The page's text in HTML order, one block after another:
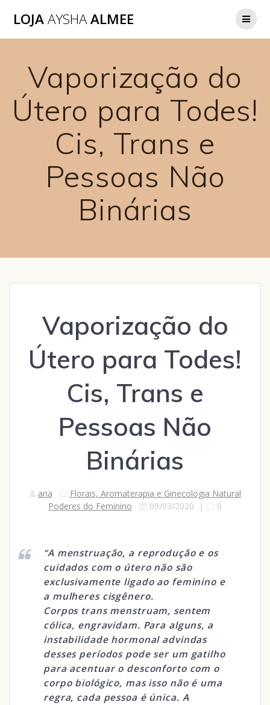
LOJAAYSHAALMEE
Vaporização do
Útero para Todes!
Cis, Trans e
Pessoas Não
Binárias
Vaporização do
Útero para Todes!
Cis, Trans e
Pessoas Não
Binárias
ana
Florais, Aromaterapia e Ginecologia Natural
Poderes do Feminino
09/03/2020 | 0
“A menstruação, a reprodução e os
cuidados com o útero não são
exclusivamente ligado ao feminino e
a mulheres cisgênero.
Corpos trans menstruam, sentem
cólica, engravidam. Para alguns, a
instabilidade hormonal advindas
desses períodos pode ser um gatilho
para acentuar o desconforto com o
corpo biológico, mas isso não é uma
regra, cada pessoa é única. A